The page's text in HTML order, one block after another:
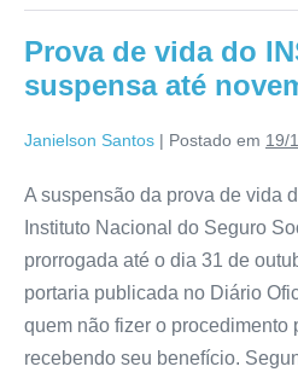
Prova de vida do
suspensa até
Janielson Santos | Postado em 19/
A suspensão da prova de vida
Instituto Nacional do Seguro
prorrogada até o dia 31 de
portaria publicada no Diário
quem não fizer o procedimento
recebendo seu benefício.